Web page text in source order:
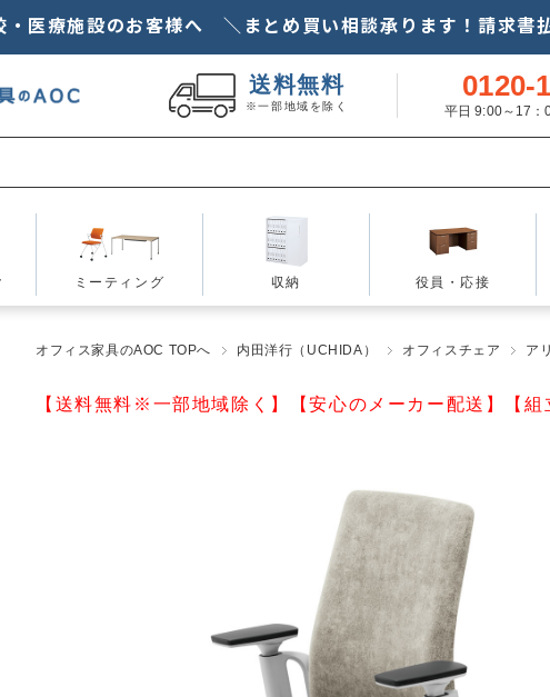
・医療施設のお客様へ ＼まとめ買い相談承ります！請求書
送料無料
※一部地域を除く
0120-
平日 9:00～17：
ミーティング 収納 役員・応接
オフィス家具のAOC TOPへ 内田洋行（UCHIDA） オフィスチェア ア
【送料無料※一部地域除く】【安心のメーカー配送】【組